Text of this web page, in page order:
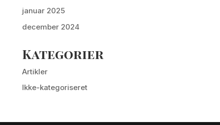
januar 2025
december 2024
Kategorier
Artikler
Ikke-kategoriseret